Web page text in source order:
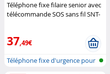
Téléphone fixe filaire senior avec
télécommande SOS sans fil SNT-
37,49€
Téléphone fixe d'urgence pour